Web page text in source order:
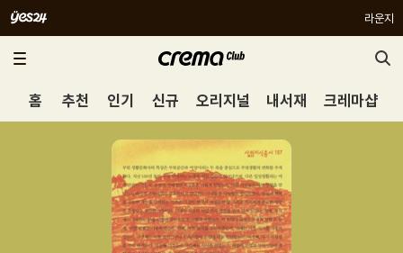
라운지
홈 추천 인기 신규 오리지널 내서재 크레마샵